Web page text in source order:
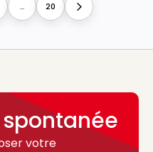
... 20 Next
votre